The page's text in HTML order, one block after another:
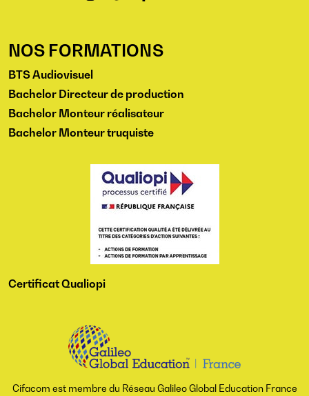
NOS FORMATIONS
BTS Audiovisuel
Bachelor Directeur de production
Bachelor Monteur réalisateur
Bachelor Monteur truquiste
Certificat Qualiopi
Cifacom est membre du Réseau Galileo Global Education France